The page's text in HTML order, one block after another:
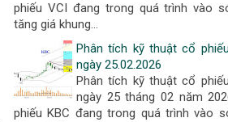
phiếu VCI đang trong quá trình vào
tăng giá khung...
Phân tích kỹ thuật cổ
ngày 25.02.2026
Phân tích kỹ thuật cổ
ngày 25 tháng 02 năm
phiếu KBC đang trong quá trình vào